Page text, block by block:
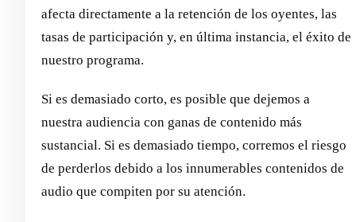
afecta directamente a la retención de los oyentes, las
tasas de participación y, en última instancia, el éxito de
nuestro programa.
Si es demasiado corto, es posible que dejemos a
nuestra audiencia con ganas de contenido más
sustancial. Si es demasiado tiempo, corremos el riesgo
de perderlos debido a los innumerables contenidos de
audio que compiten por su atención.